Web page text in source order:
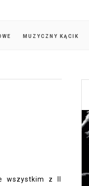
MUZYCZNY KĄCIK
wszystkim z II